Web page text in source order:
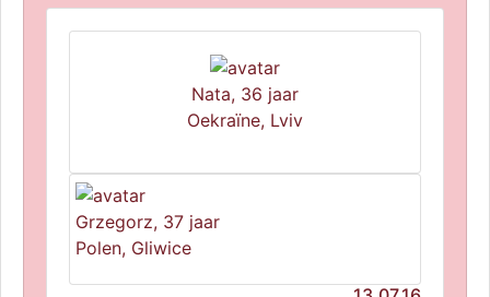
Nata, 36 jaar
Oekraïne, Lviv
Grzegorz, 37 jaar
Polen, Gliwice